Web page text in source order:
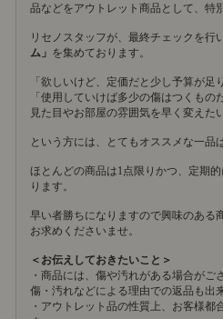
品などをアウトレット商品として、特
リセノスタッフが、最終チェックを行い
ム」 を集めております。
「欲しいけど、定価だと少し予算が足
「使用していけば多少の傷はつくもの
見た目やお部屋の雰囲気を早く変えた
という方には、とてもオススメな一品
ほとんどの商品は1点限りかつ、定期
ります。
早い者勝ちになりますので興味のある
お求めくださいませ。
＜お伝えしておきたいこと＞
・商品には、傷や汚れがある場合がご
傷・汚れなどによる理由での返品も出
・アウトレット品の性質上、お客様都